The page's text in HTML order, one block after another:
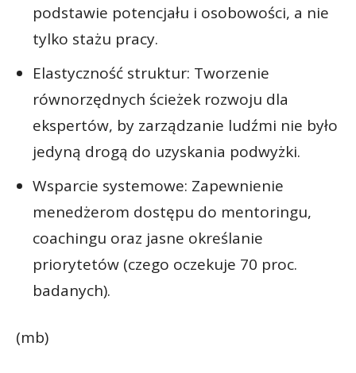
podstawie potencjału i osobowości, a nie
tylko stażu pracy.
Elastyczność struktur: Tworzenie
równorzędnych ścieżek rozwoju dla
ekspertów, by zarządzanie ludźmi nie było
jedyną drogą do uzyskania podwyżki.
Wsparcie systemowe: Zapewnienie
menedżerom dostępu do mentoringu,
coachingu oraz jasne określanie
priorytetów (czego oczekuje 70 proc.
badanych).
(mb)